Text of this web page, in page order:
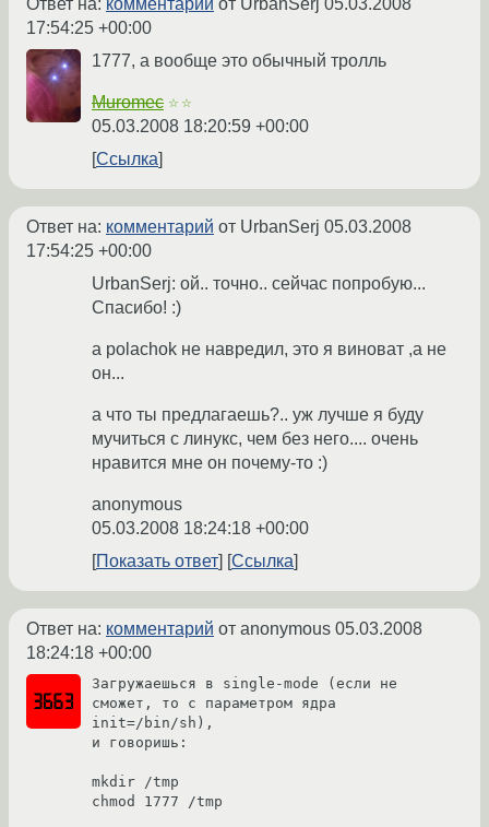
Ответ на: комментарий от UrbanSerj 05.03.2008
17:54:25 +00:00
1777, а вообще это обычный тролль
Muromec ☆☆
05.03.2008 18:20:59 +00:00
Ссылка
Ответ на: комментарий от UrbanSerj 05.03.2008
17:54:25 +00:00
UrbanSerj: ой.. точно.. сейчас попробую...
Спасибо! :)
а polachok не навредил, это я виноват ,а не
он...
а что ты предлагаешь?.. уж лучше я буду
мучиться с линукс, чем без него.... очень
нравится мне он почему-то :)
anonymous
05.03.2008 18:24:18 +00:00
Показать ответ
Ссылка
Ответ на: комментарий от anonymous 05.03.2008
18:24:18 +00:00
Загружаешься в single-mode (если не
сможет, то с параметром ядра
init=/bin/sh),
и говоришь:
mkdir /tmp
chmod 1777 /tmp